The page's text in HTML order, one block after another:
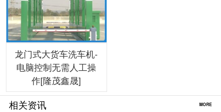
龙门式大货车洗车机-
电脑控制无需人工操
作[隆茂鑫晟]
相关资讯 MORE